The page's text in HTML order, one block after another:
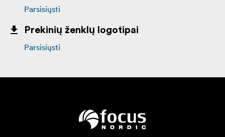
Parsisiųsti
Prekinių ženklų logotipai
Parsisiųsti